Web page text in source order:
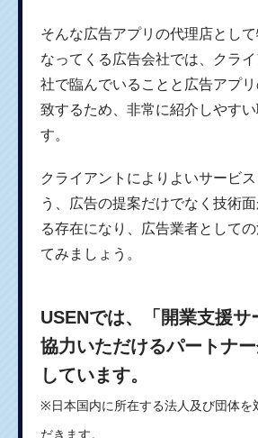
そんな広告アプリの代理店とし
なってくる広告会社では、クラ
社で臨んでいることと広告アプ
致するため、非常に紹介しやすい
す。
クライアントによりよいサービ
う、広告の提案だけでなく技術
る存在になり、広告業者として
てみましょう。
USENでは、「開業支援サ
協力いただけるパートナ
しています。
※日本国内に所在する法人及び団体を
だきます。